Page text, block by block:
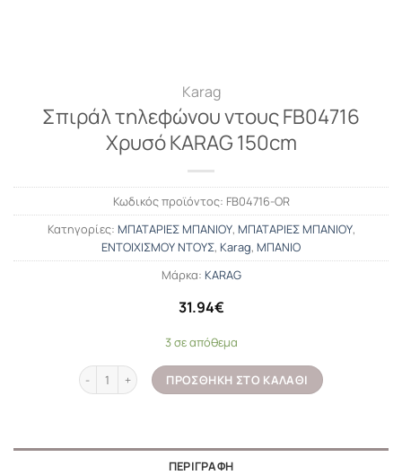
Karag
Σπιράλ τηλεφώνου ντους FB04716
Χρυσό KARAG 150cm
Κωδικός προϊόντος: FB04716-OR
Κατηγορίες: ΜΠΑΤΑΡΙΕΣ ΜΠΑΝΙΟΥ, ΜΠΑΤΑΡΙΕΣ ΜΠΑΝΙΟΥ,
ΕΝΤΟΙΧΙΣΜΟΥ ΝΤΟΥΣ, Karag, ΜΠΑΝΙΟ
Μάρκα: KARAG
31.94€
3 σε απόθεμα
Σπιράλ τηλεφώνου ντους FB04716 Χρυσό KARAG 150cm
ΠΡΟΣΘΉΚΗ ΣΤΟ ΚΑΛΆΘΙ
ΠΕΡΙΓΡΑΦΉ